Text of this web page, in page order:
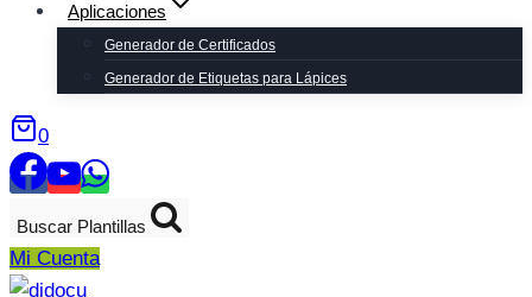
Aplicaciones
Generador de Certificados
Generador de Etiquetas para Lápices
0
Buscar Plantillas
Mi Cuenta